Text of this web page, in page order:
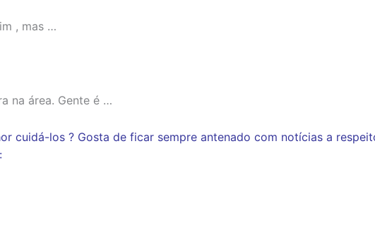
, mas …
na área. Gente é …
cuidá-los ? Gosta de ficar sempre antenado com notícias a